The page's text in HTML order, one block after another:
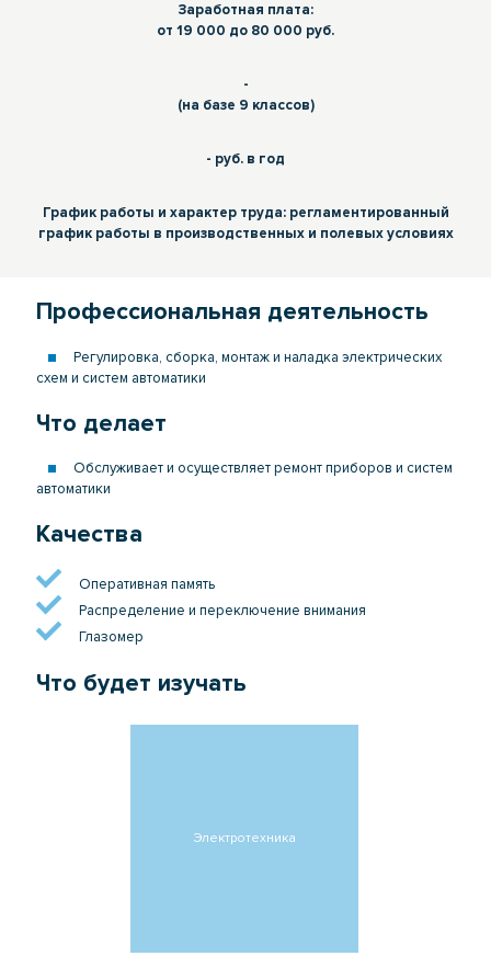
Заработная плата:
от 19 000 до 80 000 руб.
-
(на базе 9 классов)
- руб. в год
График работы и характер труда: регламентированный
график работы в производственных и полевых условиях
Профессиональная деятельность
Регулировка, сборка, монтаж и наладка электрических
схем и систем автоматики
Что делает
Обслуживает и осуществляет ремонт приборов и систем
автоматики
Качества
Оперативная память
Распределение и переключение внимания
Глазомер
Что будет изучать
Электротехника